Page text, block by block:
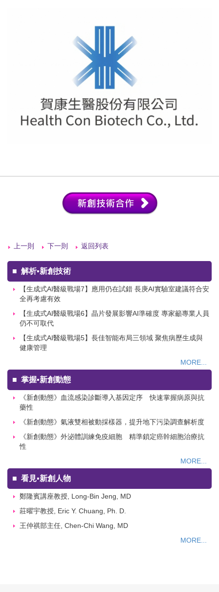
上一則 下一則 返回列表
■ 解析▪新創技術
【生成式AI醫級戰場7】應用仍在試錯 長庚AI實驗室建議符合安
全再考慮有效
【生成式AI醫級戰場6】晶片發展影響AI準確度 專家籲專業人員
仍不可取代
【生成式AI醫級戰場5】長佳智能布局三領域 聚焦病歷生成與
健康管理
MORE...
■ 掌握▪新創動態
《新創動態》血流感染診斷導入基因定序 快速掌握病原與抗
藥性
《新創動態》氣液雙相被動採樣器，提升地下污染調查解析度
《新創動態》外泌體訓練免疫細胞 精準鎖定癌幹細胞治療抗
性
MORE...
■ 看見▪新創人物
鄭隆賓講座教授, Long-Bin Jeng, MD
莊曜宇教授, Eric Y. Chuang, Ph. D.
王仲祺部主任, Chen-Chi Wang, MD
MORE...